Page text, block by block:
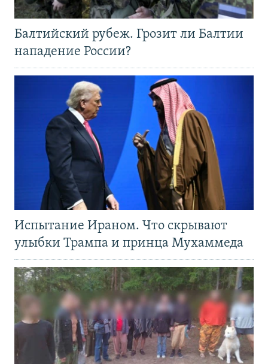
Балтийский рубеж. Грозит ли Балтии
нападение России?
Испытание Ираном. Что скрывают
улыбки Трампа и принца Мухаммеда